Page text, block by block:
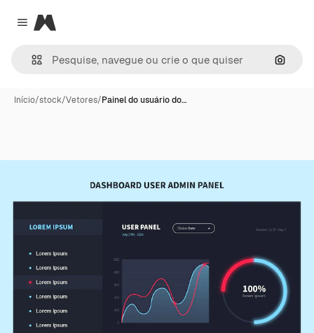
Close menu
Magnific
Início/stock/Vetores/Painel do usuário do…